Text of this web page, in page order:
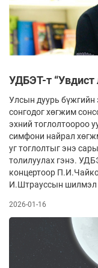
УДБЭТ-т “Увдист
Улсын дуурь
сонгодог хөгжим
эхний тоглолтоороо
симфони найрал
уг тоглолтыг энэ
толилуулах гэнэ.
концертоор
И.Штрауссын шилмэл
2026-01-16